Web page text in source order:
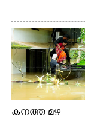
കനത്ത മഴ